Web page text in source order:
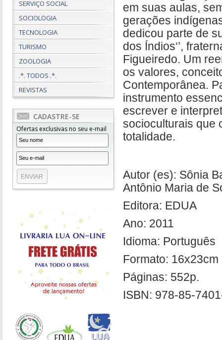
SERVIÇO SOCIAL
SOCIOLOGIA
TECNOLOGIA
TURISMO
ZOOLOGIA
.*. TODOS .*.
REVISTAS
CADASTRE-SE
Ofertas exclusivas no seu e-mail
em suas aulas,
gerações
dedicou parte de
dos Índios‘’,
Figueiredo. Um
os valores,
Contemporânea.
instrumento
escrever e
socioculturais que
totalidade.
Autor (es): Sônia
Antônio Maria de
Editora: EDUA
Ano: 2011
Idioma: Português
Formato: 16x23cm
Páginas: 552p.
ISBN: 978-85-